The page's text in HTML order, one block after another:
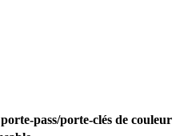
pass/porte-clés de couleur